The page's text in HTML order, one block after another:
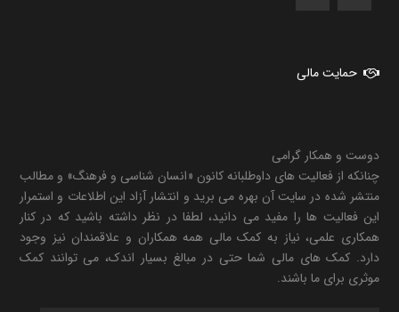
حمایت مالی
دوست و همکار گرامی
چنانکه از فعالیت های داوطلبانه کانون «انسان شناسی و فرهنگ» و مطالب
منتشر شده در سایت آن بهره می برید و انتشار آزاد این اطلاعات و استمرار
این فعالیت ها را مفید می دانید، لطفا در نظر داشته باشید که در کنار
همکاری علمی، نیاز به کمک مالی همه همکاران و علاقمندان نیز وجود
دارد. کمک های مالی شما حتی در مبالغ بسیار اندک، می توانند کمک
موثری برای ما باشند.